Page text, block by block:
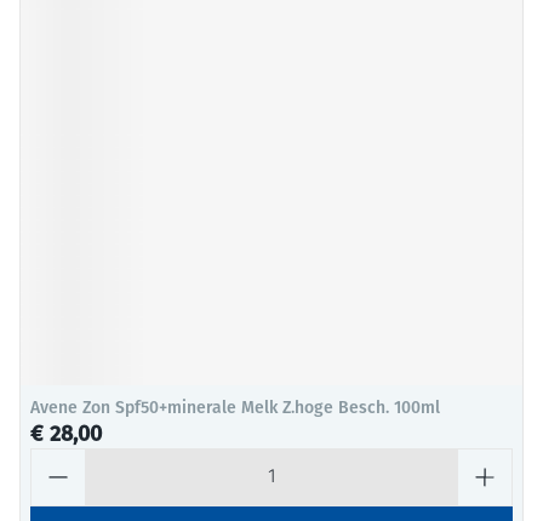
Avene Zon Spf50+minerale Melk Z.hoge Besch. 100ml
€ 28,00